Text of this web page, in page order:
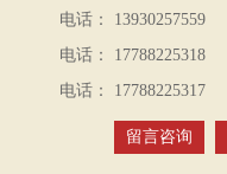
电话：
13930257559
电话：
17788225318
电话：
17788225317
留言咨询